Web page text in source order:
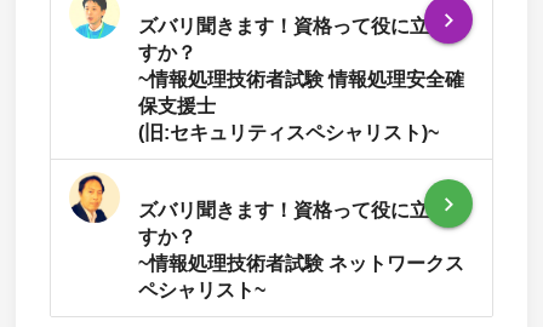
ズバリ聞きます！資格って役に立ちま
すか？
~情報処理技術者試験 情報処理安全確
保支援士
(旧:セキュリティスペシャリスト)~
navigate_next
ズバリ聞きます！資格って役に立ちま
すか？
~情報処理技術者試験 ネットワークス
ペシャリスト~
navigate_next